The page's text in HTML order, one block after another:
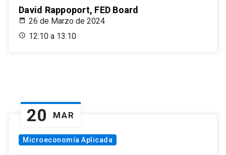
David Rappoport, FED Board
26 de Marzo de 2024
12:10 a 13:10
20 MAR
Microeconomía Aplicada